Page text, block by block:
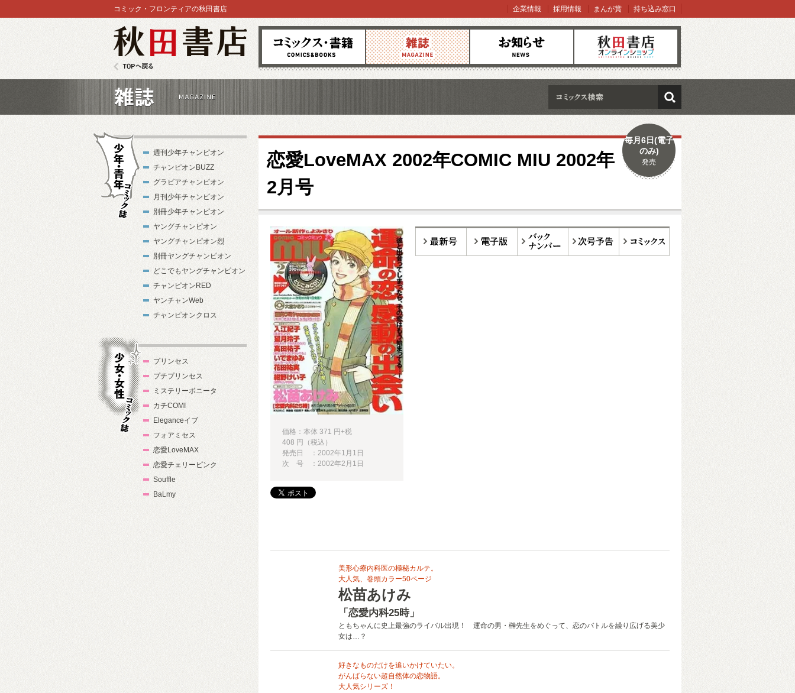
コミックス 雑誌 お知らせ オンラインショップ
コミック・フロンティアの秋田書店 企業情報 採用情報 まんが賞 持ち込み窓口
検索
恋愛LoveMAX 2002年COMIC MIU 2002年
2月号
毎月6日(電子
のみ)
発売
価格：本体 371 円+税
408 円（税込）
発売日 ：2002年1月1日
次 号 ：2002年2月1日
美形心療内科医の極秘カルテ。
大人気、巻頭カラー50ページ
松苗あけみ
「恋愛内科25時」
ともちゃんに史上最強のライバル出現！ 運命の男・榊先生をめぐって、恋のバトルを繰り広げる美少
女は…？
好きなものだけを追いかけていたい。
がんばらない超自然体の恋物語。
大人気シリーズ！
週刊少年チャンピオン
チャンピオンBUZZ
グラビアチャンピオン
月刊少年チャンピオン
別冊少年チャンピオン
ヤングチャンピオン
ヤングチャンピオン烈
別冊ヤングチャンピオン
どこでもヤングチャンピオン
チャンピオンRED
ヤンチャンWeb
チャンピオンクロス
プリンセス
プチプリンセス
ミステリーボニータ
カチCOMI
Eleganceイブ
フォアミセス
恋愛LoveMAX
恋愛チェリーピンク
Souffle
BaLmy